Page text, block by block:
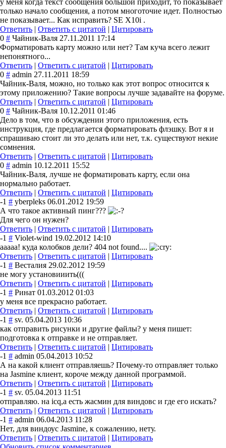
только начало сообщения, а потом многоточие идет. Полностью
не показывает... Как исправить? SE X10i .
Ответить | Ответить с цитатой | Цитировать
0 # Чайник-Валя 27.11.2011 17:14
Форматировать карту можно или нет? Там куча всего лежит
непонятного...
Ответить | Ответить с цитатой | Цитировать
0 # admin 27.11.2011 18:59
Чайник-Валя, можно, но только как этот вопрос относится к
этому приложению? Такие вопросы лучше задавайте на форуме.
Ответить | Ответить с цитатой | Цитировать
0 # Чайник-Валя 10.12.2011 01:46
Дело в том, что в обсуждении этого приложения, есть
инструкция, где предлагается форматировать флэшку. Вот я и
спрашиваю стоит ли это делать или нет, т.к. существуют некие
сомнения.
Ответить | Ответить с цитатой | Цитировать
0 # admin 10.12.2011 15:52
Чайник-Валя, лучше не форматировать карту, если она
нормально работает.
Ответить | Ответить с цитатой | Цитировать
-1 # yberpleks 06.01.2012 19:59
А что такое активный пинг???
Для чего он нужен?
Ответить | Ответить с цитатой | Цитировать
-1 # Violet-wind 19.02.2012 14:10
ааааа! куда колобков дели? 404 not found....
Ответить | Ответить с цитатой | Цитировать
-1 # Весталия 29.02.2012 19:59
не могу установииить(((
Ответить | Ответить с цитатой | Цитировать
-1 # Ринат 01.03.2012 01:03
у меня все прекрасно работает.
Ответить | Ответить с цитатой | Цитировать
-1 # sv. 05.04.2013 10:36
как отправить рисунки и другие файлы? у меня пишет:
подготовка к отправке и не отправляет.
Ответить | Ответить с цитатой | Цитировать
-1 # admin 05.04.2013 10:52
А на какой клиент отправляешь? Почему-то отправляет только
на Jasmine клиент, короче между данной программой.
Ответить | Ответить с цитатой | Цитировать
-1 # sv. 05.04.2013 11:51
отправляю. на icq,а есть жасмин для виндовс и где его искать?
Ответить | Ответить с цитатой | Цитировать
-1 # admin 06.04.2013 11:28
Нет, для виндоус Jasmine, к сожалению, нету.
Ответить | Ответить с цитатой | Цитировать